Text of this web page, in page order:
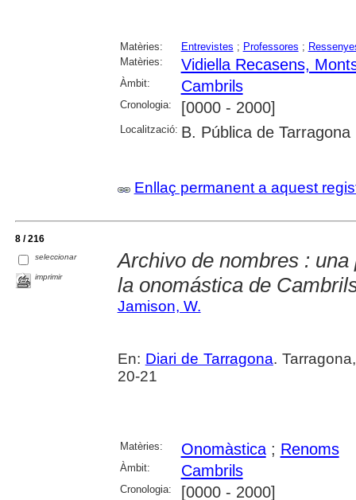
Matèries: Entrevistes ; Professores ;
Matèries:
Vidiella Recasens,
Àmbit: Cambrils
Cronologia: [0000 - 2000]
Localització: B. Pública de Tarragona
Enllaç permanent a aquest
8 / 216
seleccionar
imprimir
Archivo de nombres :
la onomástica de
Jamison, W.
En: Diari de Tarragona.
20-21
Matèries: Onomàstica; Renoms
Àmbit: Cambrils
Cronologia: [0000 - 2000]